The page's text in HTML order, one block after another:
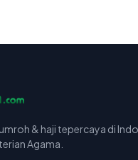
& haji tepercaya di
Agama.